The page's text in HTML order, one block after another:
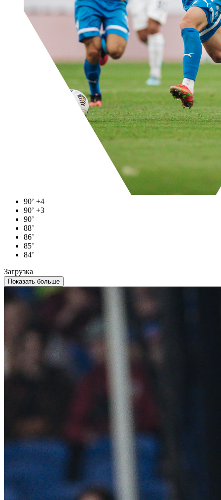
90’ +4
90’ +3
90’
88’
86’
85’
84’
Загрузка
Показать больше